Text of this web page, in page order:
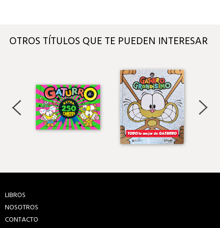
OTROS TÍTULOS QUE TE PUEDEN INTERESAR
LIBROS
NOSOTROS
CONTACTO